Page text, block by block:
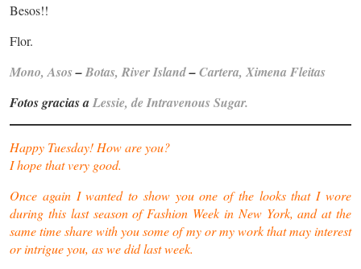
Besos!!
Flor.
Mono, Asos–Botas, River Island–Cartera, Ximena Fleitas
Fotos gracias aLessie, de Intravenous Sugar.
Happy Tuesday! How are you?
I hope that very good.
Once again I wanted to show you one of the looks that I wore
during this last season of Fashion Week in New York, and at the
same time share with you some of my or my work that may interest
or intrigue you, as we did last week.